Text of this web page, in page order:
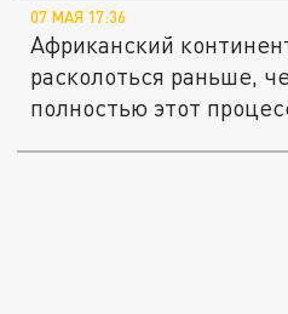
07 МАЯ 17:36
Африканский
расколоться раньше,
полностью этот